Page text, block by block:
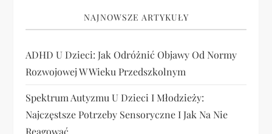
NAJNOWSZE ARTYKUŁY
ADHD U Dzieci: Jak Odróżnić Objawy Od Normy
Rozwojowej W Wieku Przedszkolnym
Spektrum Autyzmu U Dzieci I Młodzieży:
Najczęstsze Potrzeby Sensoryczne I Jak Na Nie
Reagować